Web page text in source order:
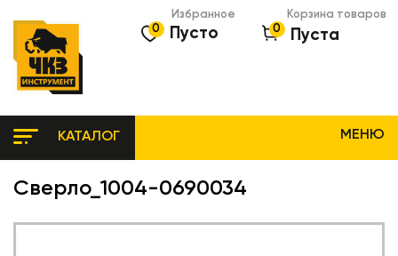
Избранное
0
Пусто
Корзина товаров
0
Пуста
КАТАЛОГ МЕНЮ
Сверло_1004-0690034